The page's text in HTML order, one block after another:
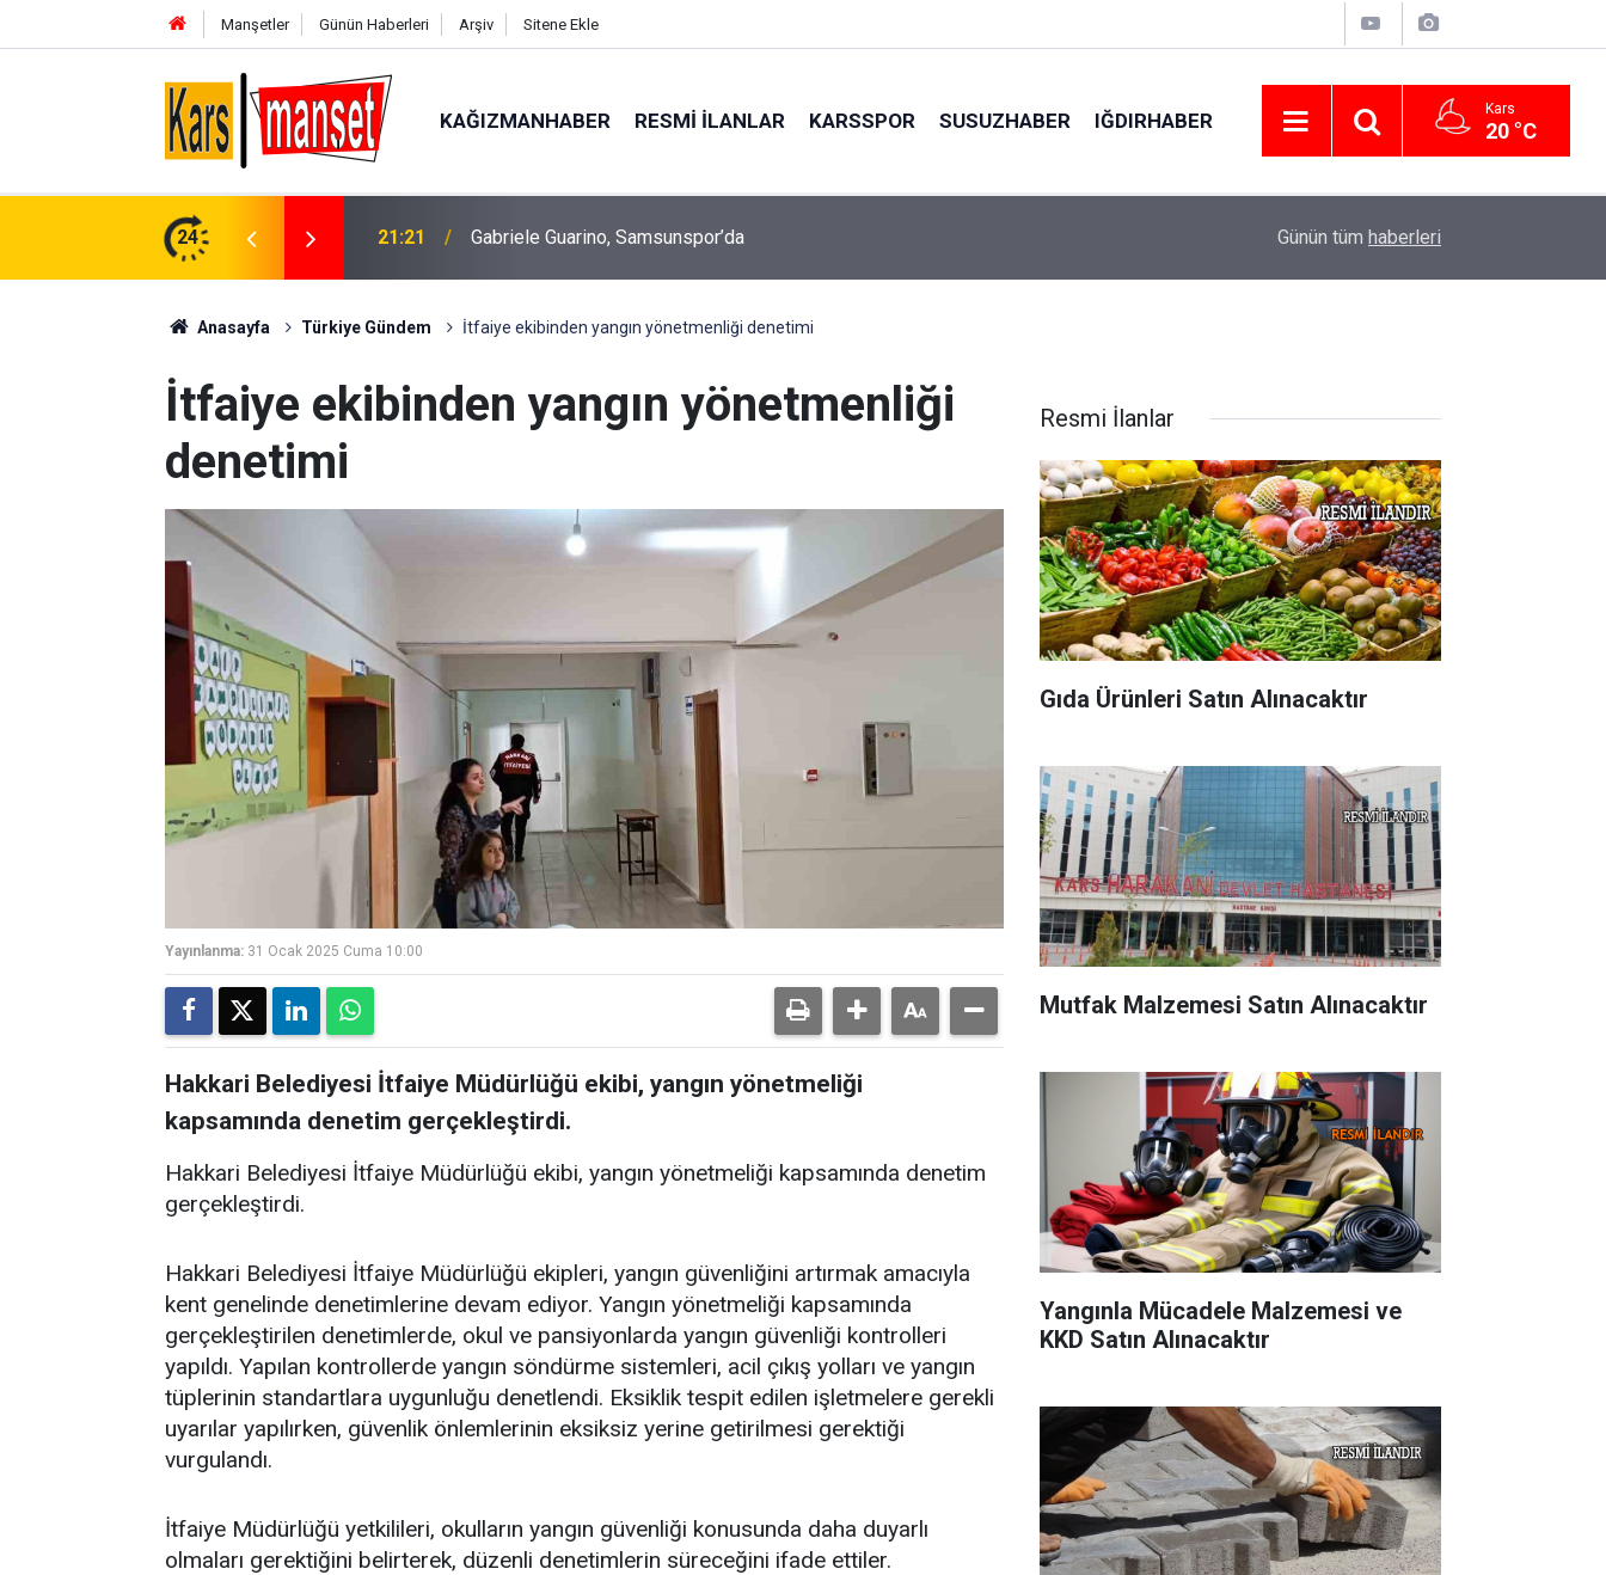
Manşetler Günün Haberleri Arşiv Sitene Ekle
KAĞIZMANHABER RESMI İLANLAR KARSSPOR SUSUZHABER IĞDIRHABER Kars
20 °C
24 21:20 Kapadokya Motor Sporları Kompleksi ilk resmi yarışına ev sahipliği yapacak Gülay Akgün Mutlu cinayetine ilişkin 5 şüpheli
Günün tüm haberleri
Anasayfa Türkiye Gündem İtfaiye ekibinden yangın yönetmenliği denetimi
İtfaiye ekibinden yangın yönetmenliği
denetimi
Yayınlanma: 31 Ocak 2025 Cuma 10:00
Hakkari Belediyesi İtfaiye Müdürlüğü ekibi, yangın yönetmeliği
kapsamında denetim gerçekleştirdi.
Hakkari Belediyesi İtfaiye Müdürlüğü ekibi, yangın yönetmeliği kapsamında denetim
gerçekleştirdi.
Hakkari Belediyesi İtfaiye Müdürlüğü ekipleri, yangın güvenliğini artırmak amacıyla
kent genelinde denetimlerine devam ediyor. Yangın yönetmeliği kapsamında
gerçekleştirilen denetimlerde, okul ve pansiyonlarda yangın güvenliği kontrolleri
yapıldı. Yapılan kontrollerde yangın söndürme sistemleri, acil çıkış yolları ve yangın
tüplerinin standartlara uygunluğu denetlendi. Eksiklik tespit edilen işletmelere gerekli
uyarılar yapılırken, güvenlik önlemlerinin eksiksiz yerine getirilmesi gerektiği
vurgulandı.
İtfaiye Müdürlüğü yetkilileri, okulların yangın güvenliği konusunda daha duyarlı
olmaları gerektiğini belirterek, düzenli denetimlerin süreceğini ifade ettiler.
Resmi İlanlar
Gıda Ürünleri Satın Alınacaktır
Mutfak Malzemesi Satın Alınacaktır
Yangınla Mücadele Malzemesi ve
KKD Satın Alınacaktır